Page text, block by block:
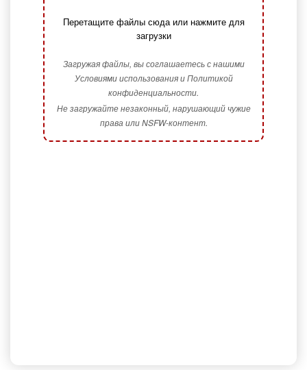
Перетащите файлы сюда или нажмите для
загрузки
Загружая файлы, вы соглашаетесь с нашими
Условиями использования и Политикой
конфиденциальности.
Не загружайте незаконный, нарушающий чужие
права или NSFW-контент.